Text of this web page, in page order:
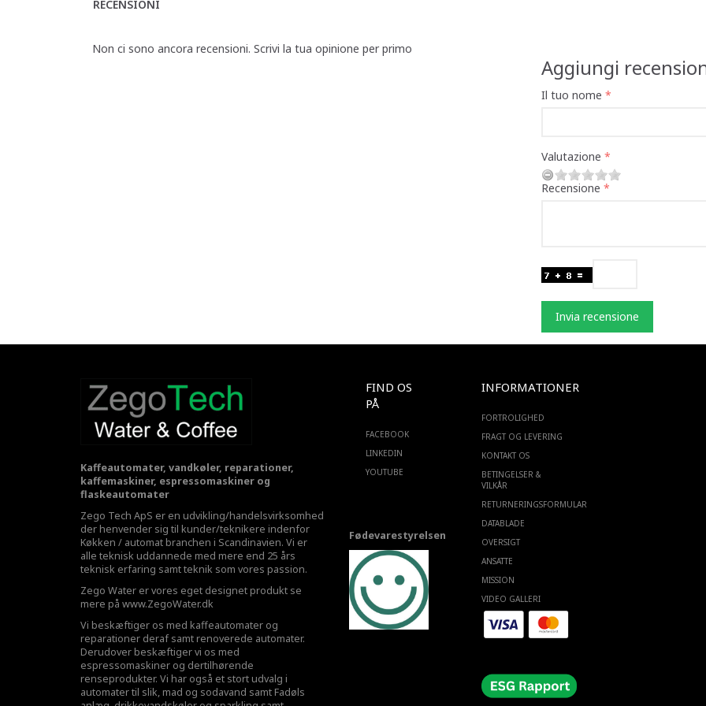
RECENSIONI
Non ci sono ancora recensioni. Scrivi la tua opinione per primo
Aggiungi
Il tuo nome
Valutazione
Recensione
Invia recensione
Kaffeautomater, vandkøler, reparationer,
kaffemaskiner, espressomaskiner og
flaskeautomater
Zego Tech ApS er en udvikling/handelsvirksomhed
der henvender sig til kunder/teknikere indenfor
Køkken / automat branchen i Scandinavien. Vi er
alle teknisk uddannede med mere end 25 års
teknisk erfaring samt teknik som vores passion.
Zego Water er vores eget designet produkt se
mere på www.ZegoWater.dk
Vi beskæftiger os med kaffeautomater og
reparationer deraf samt renoverede automater.
Derudover beskæftiger vi os med
espressomaskiner og dertilhørende
renseprodukter. Vi har også et stort udvalg i
automater til slik, mad og sodavand samt Fadøls
FIND OS
PÅ
FACEBOOK
LINKEDIN
YOUTUBE
Fødevarestyrelsen
INFORMATIONER
FORTROLIGHED
FRAGT OG LEVERING
KONTAKT OS
BETINGELSER &
VILKÅR
RETURNERINGSFORMULAR
DATABLADE
OVERSIGT
ANSATTE
MISSION
VIDEO GALLERI